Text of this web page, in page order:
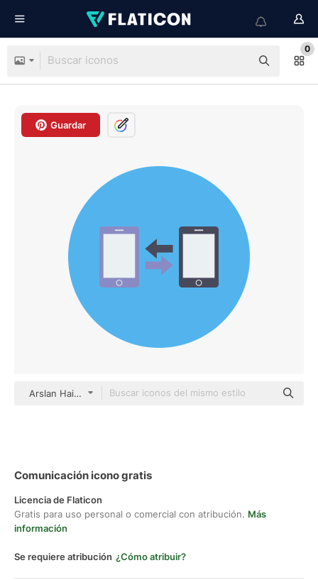
0
Guardar
Arslan Haider Others
Comunicación icono gratis
Licencia de Flaticon
Gratis para uso personal o comercial con atribución. Más
información
Se requiere atribución ¿Cómo atribuir?